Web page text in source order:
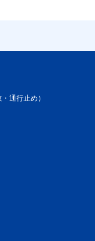
通行止め）